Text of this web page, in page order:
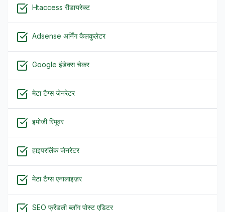
Htaccess रीडायरेक्ट
Adsense अर्निंग कैलकुलेटर
Google इंडेक्स चेकर
मेटा टैग्स जेनरेटर
इमोजी रिमूवर
हाइपरलिंक जेनरेटर
मेटा टैग्स एनालाइज़र
SEO फ्रेंडली ब्लॉग पोस्ट एडिटर